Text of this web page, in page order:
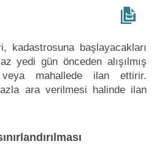
kadastrosuna başlayacakları
yedi gün önceden alışılmış
mahallede ilan ettirir.
ara verilmesi halinde ilan